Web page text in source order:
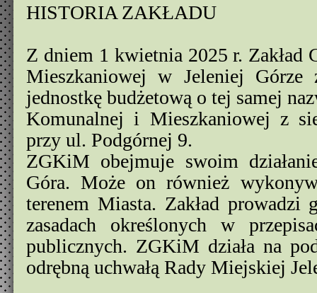
HISTORIA ZAKŁADU
Z dniem 1 kwietnia 2025 r. Zakład
Mieszkaniowej w Jeleniej Górze
jednostkę budżetową o tej samej
Komunalnej i Mieszkaniowej z
przy ul. Podgórnej 9.
ZGKiM obejmuje swoim
Góra. Może on również
terenem Miasta. Zakład prowadzi
zasadach określonych w
publicznych. ZGKiM działa na
odrębną uchwałą Rady Miejskiej